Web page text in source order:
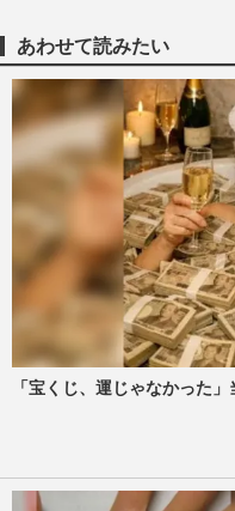
週刊女性
《理想の
示す結
道”から
週刊女性
『
娠を同時
ントで
『週刊女性
趣里、三
あわせて読みたい
「宝くじ、運じゃなかった